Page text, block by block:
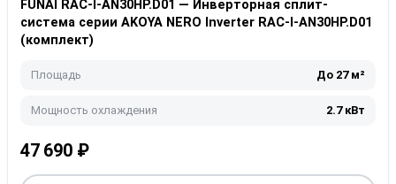
FUNAI RAC-I-AN30HP.D01 — Инверторная сплит-
система серии AKOYA NERO Inverter RAC-I-AN30HP.D01
(комплект)
Площадь До 27 м²
Мощность охлаждения 2.7 кВт
47 690 ₽